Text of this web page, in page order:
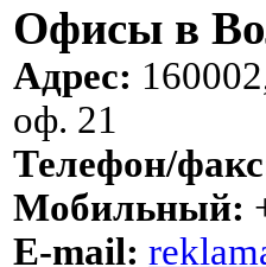
Офисы в
Адрес:
оф. 21
Телефон/
Мобильный:
E-mail: